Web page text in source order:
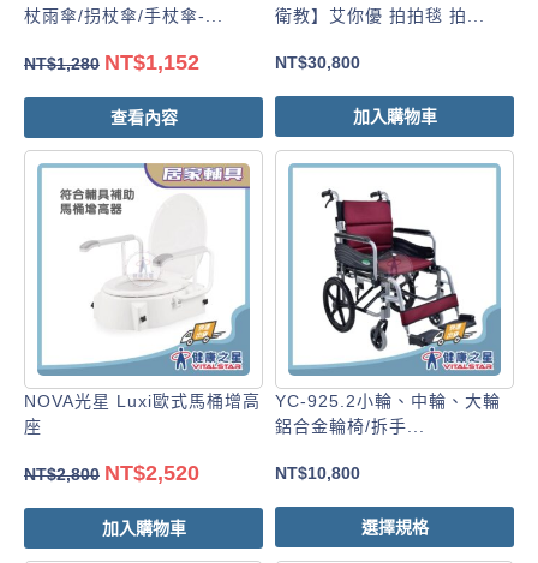
杖雨傘/拐杖傘/手杖傘-...
NT$1,280 NT$1,152
查看內容
衛教】艾你優 拍拍毯 拍...
NT$30,800
加入購物車
NOVA光星 Luxi歐式馬桶增高
座
NT$2,800 NT$2,520
加入購物車
YC-925.2小輪、中輪、大輪
鋁合金輪椅/拆手...
NT$10,800
選擇規格